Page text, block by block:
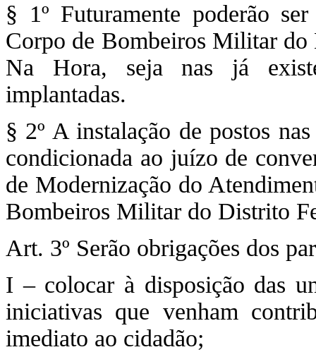
§ 1º Futuramente poderão
Corpo de Bombeiros Militar do
Na Hora, seja nas já
implantadas.
§ 2º A instalação de postos
condicionada ao juízo de
de Modernização do
Bombeiros Militar do Distrito
Art. 3º Serão obrigações dos
I – colocar à disposição das
iniciativas que venham
imediato ao cidadão;